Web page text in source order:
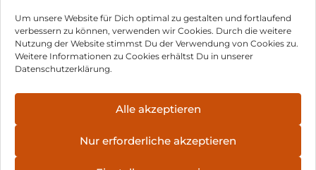
Um unsere Website für Dich optimal zu gestalten und fortlaufend
verbessern zu können, verwenden wir Cookies. Durch die weitere
Nutzung der Website stimmst Du der Verwendung von Cookies zu.
Weitere Informationen zu Cookies erhältst Du in unserer
Datenschutzerklärung.
Alle akzeptieren
Nur erforderliche akzeptieren
Impressum
Hinweis zur Batterieentsorgung